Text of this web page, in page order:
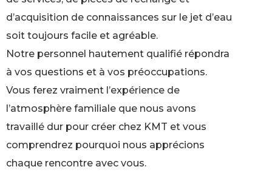
d’acquisition de connaissances sur le jet d’eau
soit toujours facile et agréable.
Notre personnel hautement qualifié répondra
à vos questions et à vos préoccupations.
Vous ferez vraiment l’expérience de
l’atmosphère familiale que nous avons
travaillé dur pour créer chez KMT et vous
comprendrez pourquoi nous apprécions
chaque rencontre avec vous.